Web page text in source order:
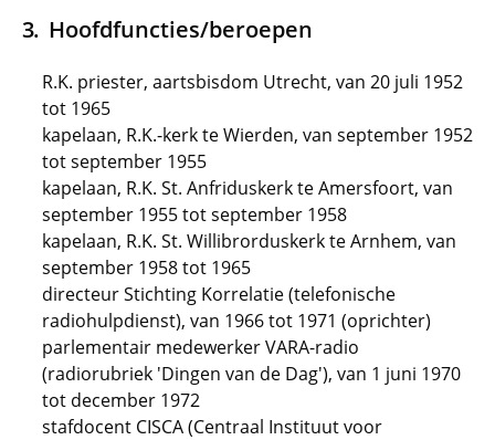
Hoofdfuncties/beroepen
R.K. priester, aartsbisdom Utrecht, van 20 juli 1952
tot 1965
kapelaan, R.K.-kerk te Wierden, van september 1952
tot september 1955
kapelaan, R.K. St. Anfriduskerk te Amersfoort, van
september 1955 tot september 1958
kapelaan, R.K. St. Willibrorduskerk te Arnhem, van
september 1958 tot 1965
directeur Stichting Korrelatie (telefonische
radiohulpdienst), van 1966 tot 1971 (oprichter)
parlementair medewerker VARA-radio
(radiorubriek 'Dingen van de Dag'), van 1 juni 1970
tot december 1972
stafdocent CISCA (Centraal Instituut voor